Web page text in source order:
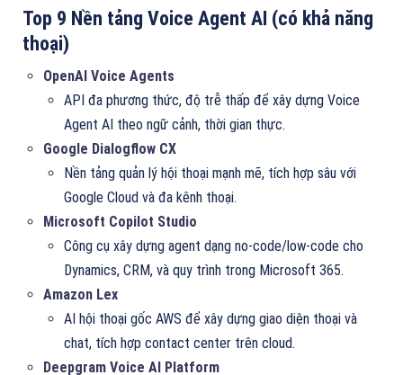
Top 9 Nền tảng Voice Agent AI (có khả năng
thoại)
OpenAI Voice Agents
API đa phương thức, độ trễ thấp để xây dựng Voice
Agent AI theo ngữ cảnh, thời gian thực.
Google Dialogflow CX
Nền tảng quản lý hội thoại mạnh mẽ, tích hợp sâu với
Google Cloud và đa kênh thoại.
Microsoft Copilot Studio
Công cụ xây dựng agent dạng no-code/low-code cho
Dynamics, CRM, và quy trình trong Microsoft 365.
Amazon Lex
AI hội thoại gốc AWS để xây dựng giao diện thoại và
chat, tích hợp contact center trên cloud.
Deepgram Voice AI Platform